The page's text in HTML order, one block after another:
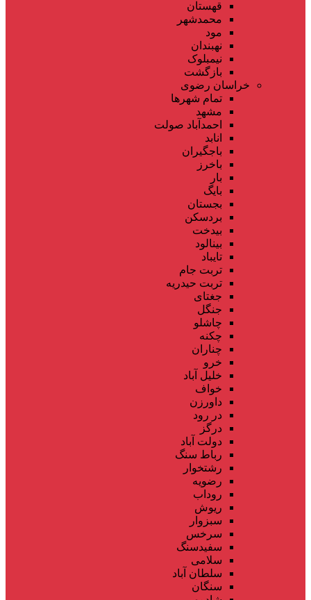
قهستان
محمدشهر
مود
نهبندان
نیمبلوک
بازگشت
خراسان رضوی
تمام شهر‌ها
مشهد
احمدآباد صولت
انابد
باجگیران
باخرز
بار
بایگ
بجستان
بردسکن
بیدخت
بینالود
تایباد
تربت جام
تربت حیدریه
جغتای
جنگل
چاشلو
چکنه
چناران
خرو
خلیل آباد
خواف
داورزن
در رود
درگز
دولت آباد
رباط سنگ
رشتخوار
رضویه
روداب
ریوش
سبزوار
سرخس
سفیدسنگ
سلامی
سلطان آباد
سنگان